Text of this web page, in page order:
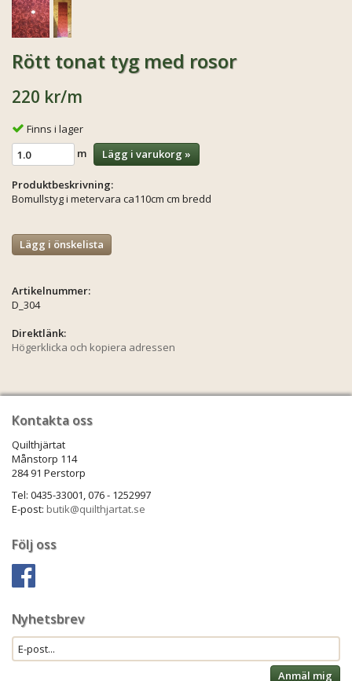
Rött tonat tyg med rosor
220 kr/m
Finns i lager
m
Lägg i varukorg »
Produktbeskrivning:
Bomullstyg i metervara ca110cm cm bredd
Lägg i önskelista
Artikelnummer:
D_304
Direktlänk:
Högerklicka och kopiera adressen
Kontakta oss
Quilthjärtat
Månstorp 114
284 91 Perstorp
Tel: 0435-33001, 076 - 1252997
E-post: butik@quilthjartat.se
Följ oss
Nyhetsbrev
Anmäl mig